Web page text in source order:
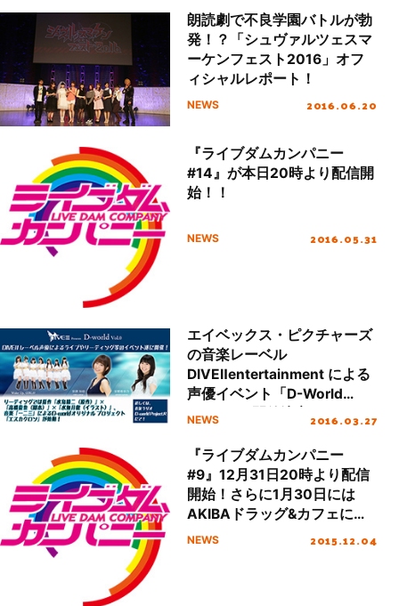
朗読劇で不良学園バトルが勃
発！？「シュヴァルツェスマ
ーケンフェスト2016」オフ
ィシャルレポート！
NEWS 2016.06.20
『ライブダムカンパニー
#14』が本日20時より配信開
始！！
NEWS 2016.05.31
エイベックス・ピクチャーズ
の音楽レーベル
DIVEⅡentertainment による
声優イベント「D-World
Vol.0」が開催決定！リーデ
「エスカクロン」プロジェク
トが披露へ！
NEWS 2016.03.27
『ライブダムカンパニー
#9』12月31日20時より配信
開始！さらに1月30日には
AKIBAドラッグ&カフェに
て、イベント『あけおめ！こ
NEWS 2015.12.04